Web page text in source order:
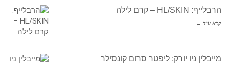
הרבלייף: HL/SKIN – קרם לילה
קרא עוד ←
מייבלין ניו יורק: ליפטר סרום קונסילר